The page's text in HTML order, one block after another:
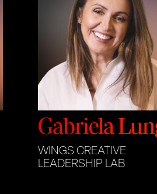
Gabriela
WINGS CREATIVE
LEADERSHIP LAB